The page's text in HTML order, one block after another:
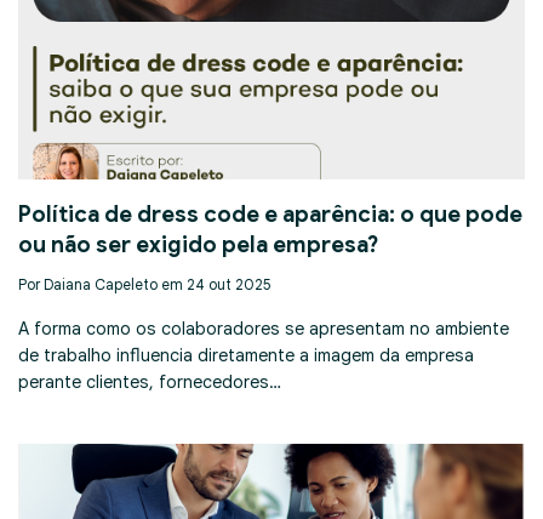
Política de dress code e aparência: o que pode
ou não ser exigido pela empresa?
Por Daiana Capeleto em 24 out 2025
A forma como os colaboradores se apresentam no ambiente
de trabalho influencia diretamente a imagem da empresa
perante clientes, fornecedores…